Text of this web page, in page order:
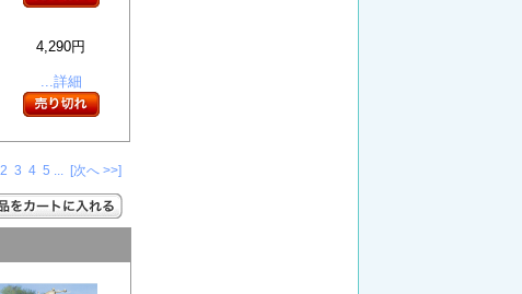
4,290円
...詳細
2 3 4 5 [次へ >>]